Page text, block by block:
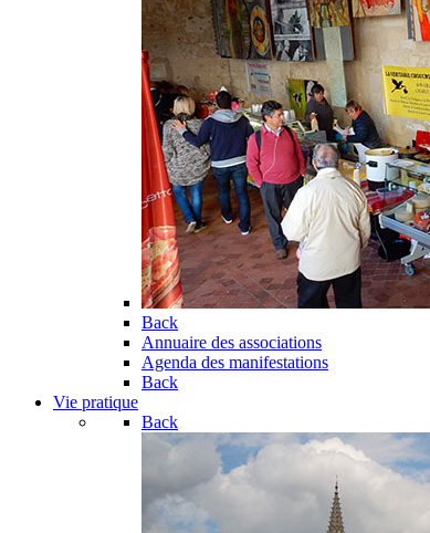
Back
Annuaire des associations
Agenda des manifestations
Back
Vie pratique
Back